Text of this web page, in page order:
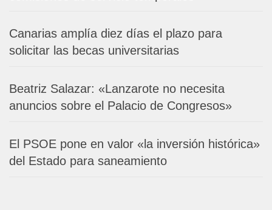
Canarias amplía diez días el plazo para
solicitar las becas universitarias
Beatriz Salazar: «Lanzarote no necesita
anuncios sobre el Palacio de Congresos»
El PSOE pone en valor «la inversión histórica»
del Estado para saneamiento